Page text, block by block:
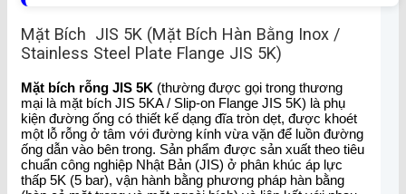
Mặt Bích JIS 5K (Mặt Bích Hàn Bằng Inox /
Stainless Steel Plate Flange JIS 5K)
Mặt bích rỗng JIS 5K (thường được gọi trong thương
mại là mặt bích JIS 5KA / Slip-on Flange JIS 5K) là phụ
kiện đường ống có thiết kế dạng đĩa tròn dẹt, được khoét
một lỗ rỗng ở tâm với đường kính vừa vặn để luồn đường
ống dẫn vào bên trong. Sản phẩm được sản xuất theo tiêu
chuẩn công nghiệp Nhật Bản (JIS) ở phân khúc áp lực
thấp 5K (5 bar), vận hành bằng phương pháp hàn bằng